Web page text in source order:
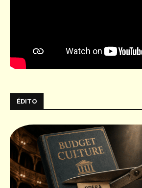
ÉDITO